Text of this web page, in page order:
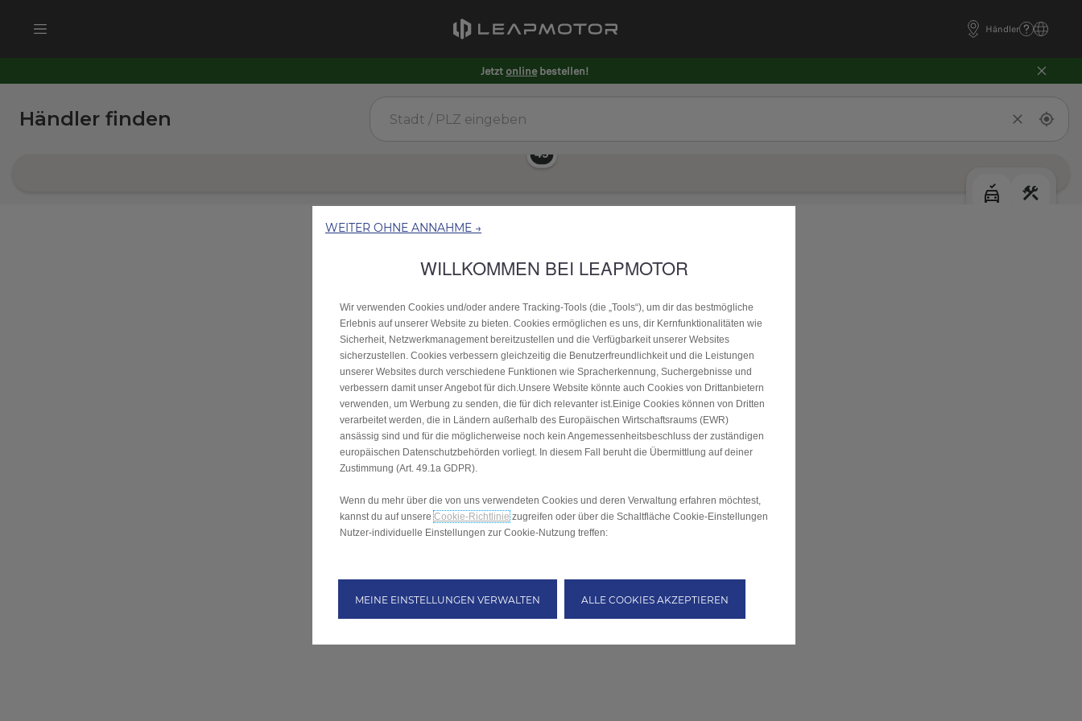
Händler
Jetzt online bestellen!
WEITER OHNE ANNAHME →
WILLKOMMEN BEI LEAPMOTOR
Wir verwenden Cookies und/oder andere Tracking‑Tools (die „Tools“), um dir das bestmögliche
Erlebnis auf unserer Website zu bieten. Cookies ermöglichen es uns, dir Kernfunktionalitäten wie
Sicherheit, Netzwerkmanagement bereitzustellen und die Verfügbarkeit unserer Websites
sicherzustellen. Cookies verbessern gleichzeitig die Benutzerfreundlichkeit und die Leistungen
unserer Websites durch verschiedene Funktionen wie Spracherkennung, Suchergebnisse und
verbessern damit unser Angebot für dich.Unsere Website könnte auch Cookies von Drittanbietern
verwenden, um Werbung zu senden, die für dich relevanter ist.Einige Cookies können von Dritten
verarbeitet werden, die in Ländern außerhalb des Europäischen Wirtschaftsraums (EWR)
ansässig sind und für die möglicherweise noch kein Angemessenheitsbeschluss der zuständigen
europäischen Datenschutzbehörden vorliegt. In diesem Fall beruht die Übermittlung auf deiner
Zustimmung (Art. 49.1a GDPR).
Wenn du mehr über die von uns verwendeten Cookies und deren Verwaltung erfahren möchtest,
kannst du auf unsereCookie-Richtliniezugreifen oder über die Schaltfläche Cookie-Einstellungen
Nutzer-individuelle Einstellungen zur Cookie-Nutzung treffen:
MEINE EINSTELLUNGEN VERWALTEN ALLE COOKIES AKZEPTIEREN